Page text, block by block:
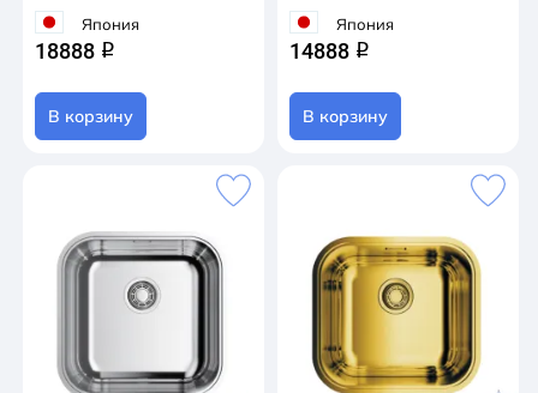
Япония
18888 q
В корзину
Япония
14888 q
В корзину